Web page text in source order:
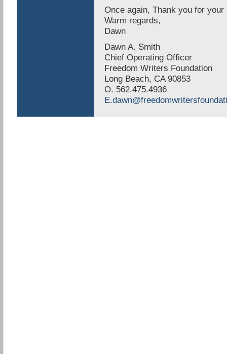
Once again, Thank you for
Warm regards,
Dawn
Dawn A. Smith
Chief Operating Officer
Freedom Writers Foundation
Long Beach, CA 90853
O. 562.475.4936